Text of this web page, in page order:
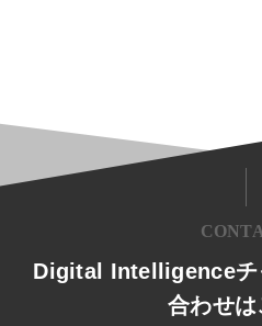
Digital Intelligenceチ
合わせは